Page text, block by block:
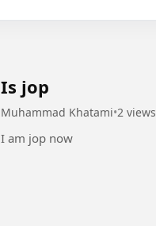
Is jop
Muhammad Khatami•2 views
I am jop now